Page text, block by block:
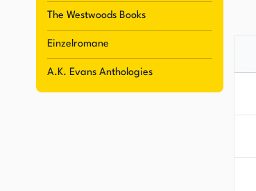
The Westwoods Books
Einzelromane
A.K. Evans Anthologies